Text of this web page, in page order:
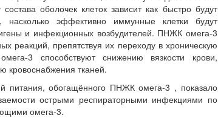
оболочек клеток зависит как быстро будут
насколько эффективно иммунные клетки будут
и инфекционных возбудителей. ПНЖК омега-3
реакций, препятствуя их переходу в хроническую
3 способствуют снижению вязкости крови,
кровоснабжения тканей.
питания, обогащённого ПНЖК омега-3 , показало
острыми респираторными инфекциями по
омега-3.